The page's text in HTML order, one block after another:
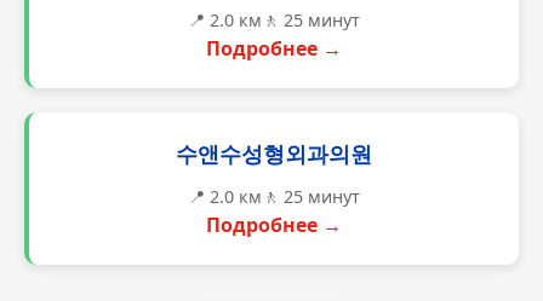
📍 2.0 км 🚶 25 минут
Подробнее →
수앤수성형외과의원
📍 2.0 км 🚶 25 минут
Подробнее →